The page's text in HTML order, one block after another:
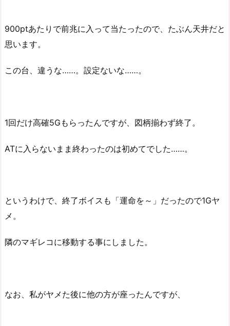
900ptあたりで前兆に入って当たったので、たぶん天井だと
思います。
この台、違うな……。設定ないな……。
1回だけ高確5Gもらったんですが、図柄揃わず終了。
ATに入らないまま終わったのは初めてでした……。
というわけで、終了ボイスも「運命を～」だったので1Gヤ
メ。
隣のマギレコに移動する事にしました。
なお、私がヤメた後に他の方が座ったんですが、